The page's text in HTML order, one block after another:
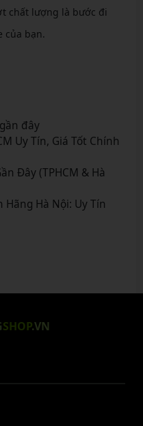
chất lượng là bước đi
của bạn.
đây
Uy Tín, Giá Tốt Chính
Đây (TPHCM & Hà
Hãng Hà Nội: Uy Tín
SHOP.VN